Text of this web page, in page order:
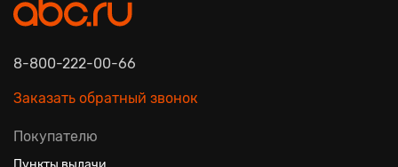
8-800-222-00-66
Заказать обратный звонок
Покупателю